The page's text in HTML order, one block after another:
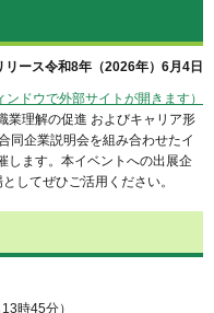
ース令和8年（2026年）6月4日
ドウで外部サイトが開きます）
業理解の促進 およびキャリア形
同企業説明会を組み合わせたイ
します。本イベントへの出展企
してぜひご活用ください。
時45分）